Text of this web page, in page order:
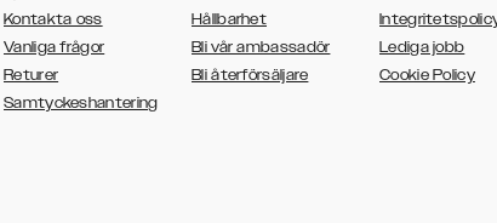
Kontakta oss
Vanliga frågor
Returer
Samtyckeshantering
Hållbarhet
Bli vår ambassadör
Bli återförsäljare
Lediga jobb
Cookie Policy
AUSTRALIA